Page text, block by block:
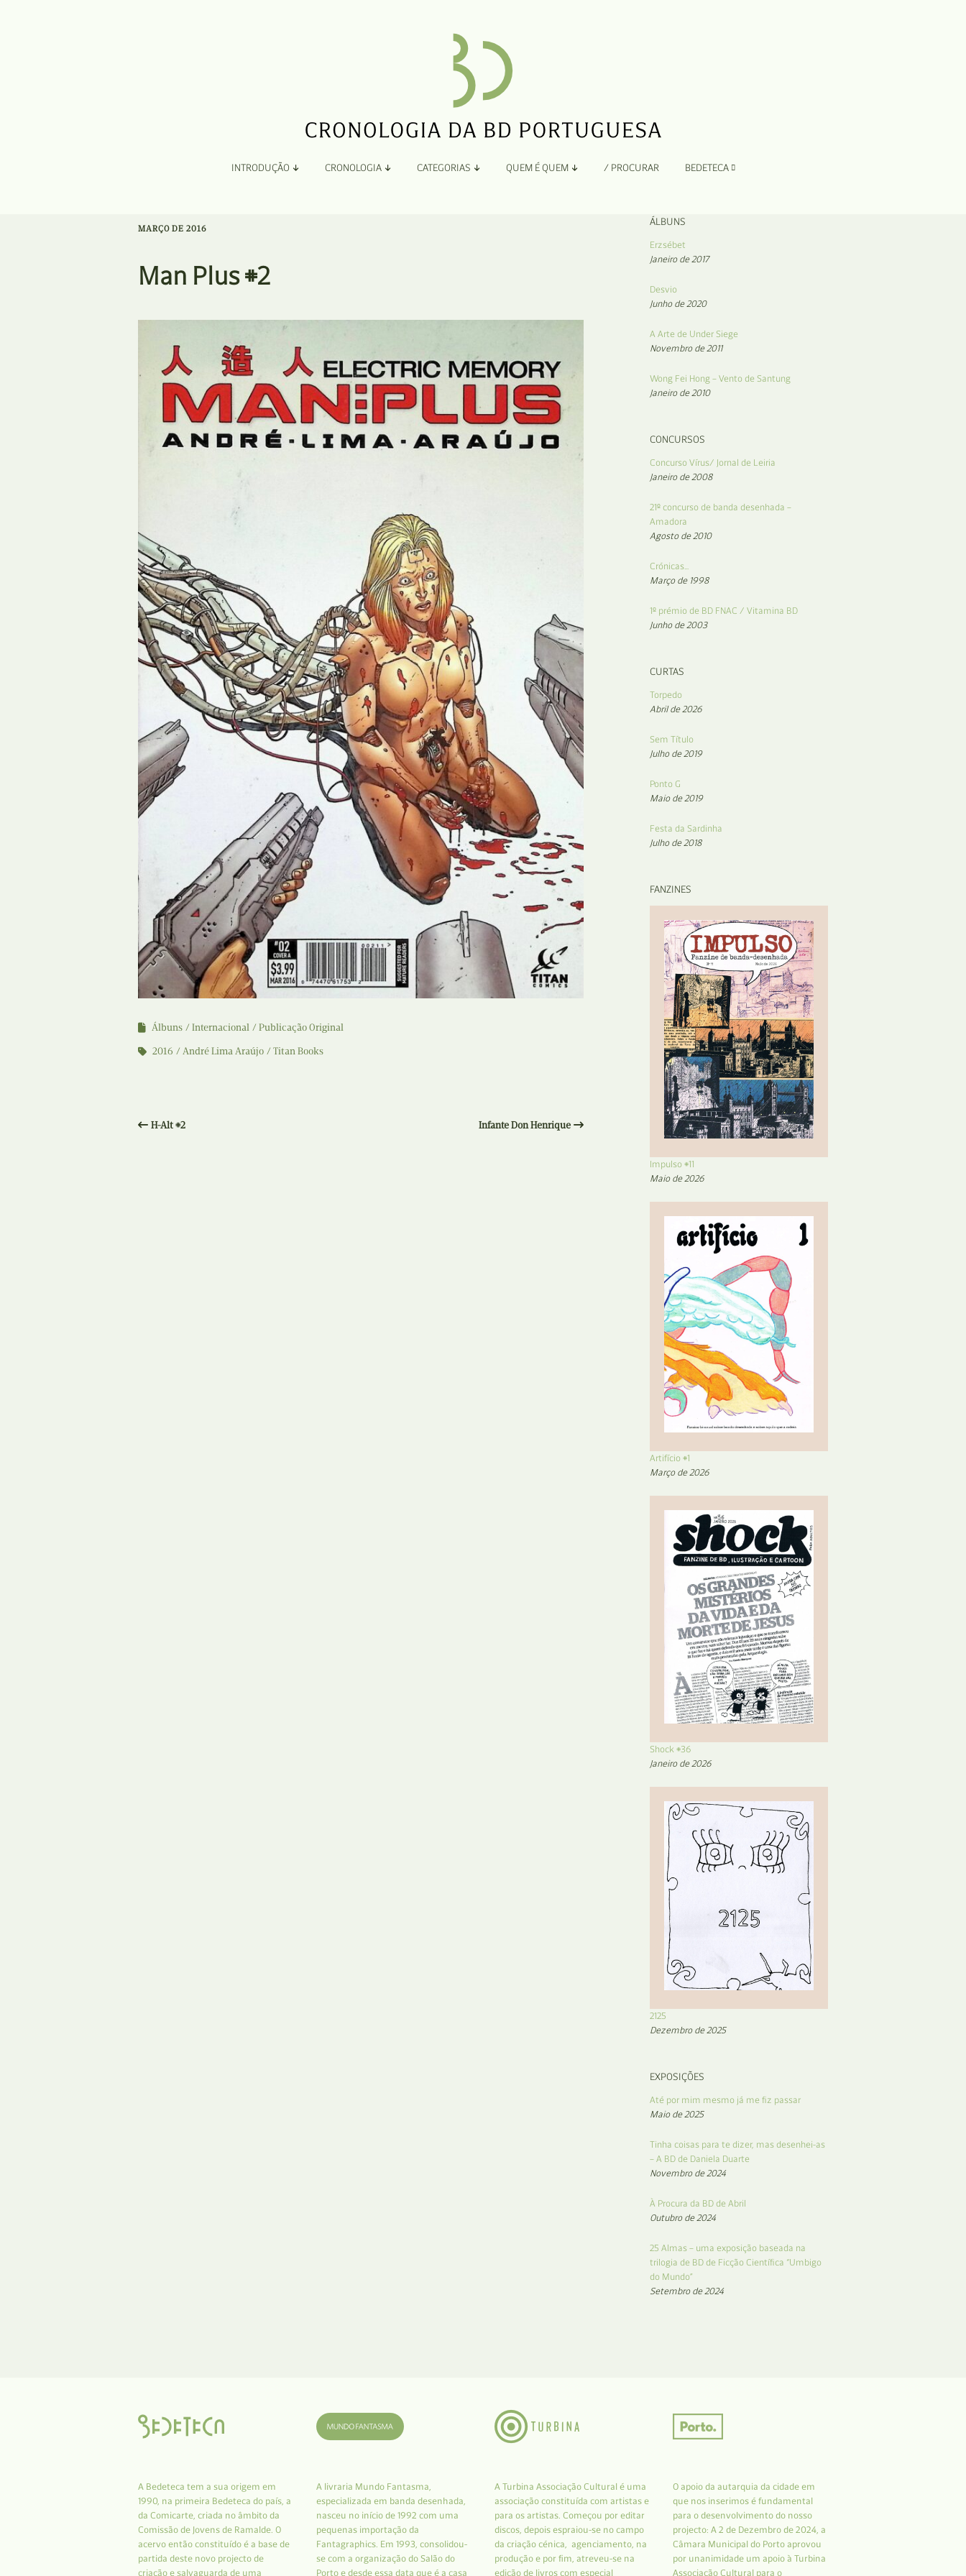
INTRODUÇÃO
Ficha Técnica e Apoios
CRONOLOGIA CATEGORIAS
Colóquios
Concursos
Curtas
Edição Portuguesa
Exposições e Eventos
Fanzines
Festivais e Salões
Formação
Internacional
Estudos
Óbitos
Para BD
Publicação Original
Prémios
Programas e Catálogos
Publicações em periódicos
Recolha
QUEM É QUEM / PROCURAR BEDETECA
MARÇO DE 2016
Man Plus #2
Álbuns Internacional
Publicação Original
2016
André Lima Araújo Titan Books
H-Alt #2 Infante Don Henrique
ÁLBUNS
Erzsébet
Janeiro de 2017
Desvio
Junho de 2020
A Arte de Under Siege
Novembro de 2011
Wong Fei Hong – Vento de Santung
Janeiro de 2010
CONCURSOS
Concurso Vírus/ Jornal de Leiria
Janeiro de 2008
21º concurso de banda desenhada –
Amadora
Agosto de 2010
Crónicas…
Março de 1998
1º prémio de BD FNAC / Vitamina BD
Junho de 2003
CURTAS
Torpedo
Abril de 2026
Sem Título
Julho de 2019
Ponto G
Maio de 2019
Festa da Sardinha
Julho de 2018
FANZINES
Impulso #11
Maio de 2026
Artifício #1
Março de 2026
Shock #36
Janeiro de 2026
2125
Dezembro de 2025
EXPOSIÇÕES
Até por mim mesmo já me fiz passar
Maio de 2025
Tinha coisas para te dizer, mas desenhei-as
– A BD de Daniela Duarte
Novembro de 2024
À Procura da BD de Abril
Outubro de 2024
25 Almas – uma exposição baseada na
trilogia de BD de Ficção Científica “Umbigo
do Mundo”
Setembro de 2024
A Bedeteca tem a sua origem em
1990, na primeira Bedeteca do país, a
da Comicarte, criada no âmbito da
Comissão de Jovens de Ramalde. O
acervo então constituído é a base de
partida deste novo projecto de
criação e salvaguarda de uma
A livraria Mundo Fantasma,
especializada em banda desenhada,
nasceu no início de 1992 com uma
pequenas importação da
Fantagraphics. Em 1993, consolidou-
se com a organização do Salão do
Porto e desde essa data que é a casa
A Turbina Associação Cultural é uma
associação constituída com artistas e
para os artistas. Começou por editar
discos, depois espraiou-se no campo
da criação cénica, agenciamento, na
produção e por fim, atreveu-se na
edição de livros com especial
O apoio da autarquia da cidade em
que nos inserimos é fundamental
para o desenvolvimento do nosso
projecto: A 2 de Dezembro de 2024, a
Câmara Municipal do Porto aprovou
por unanimidade um apoio à Turbina
Associação Cultural para o